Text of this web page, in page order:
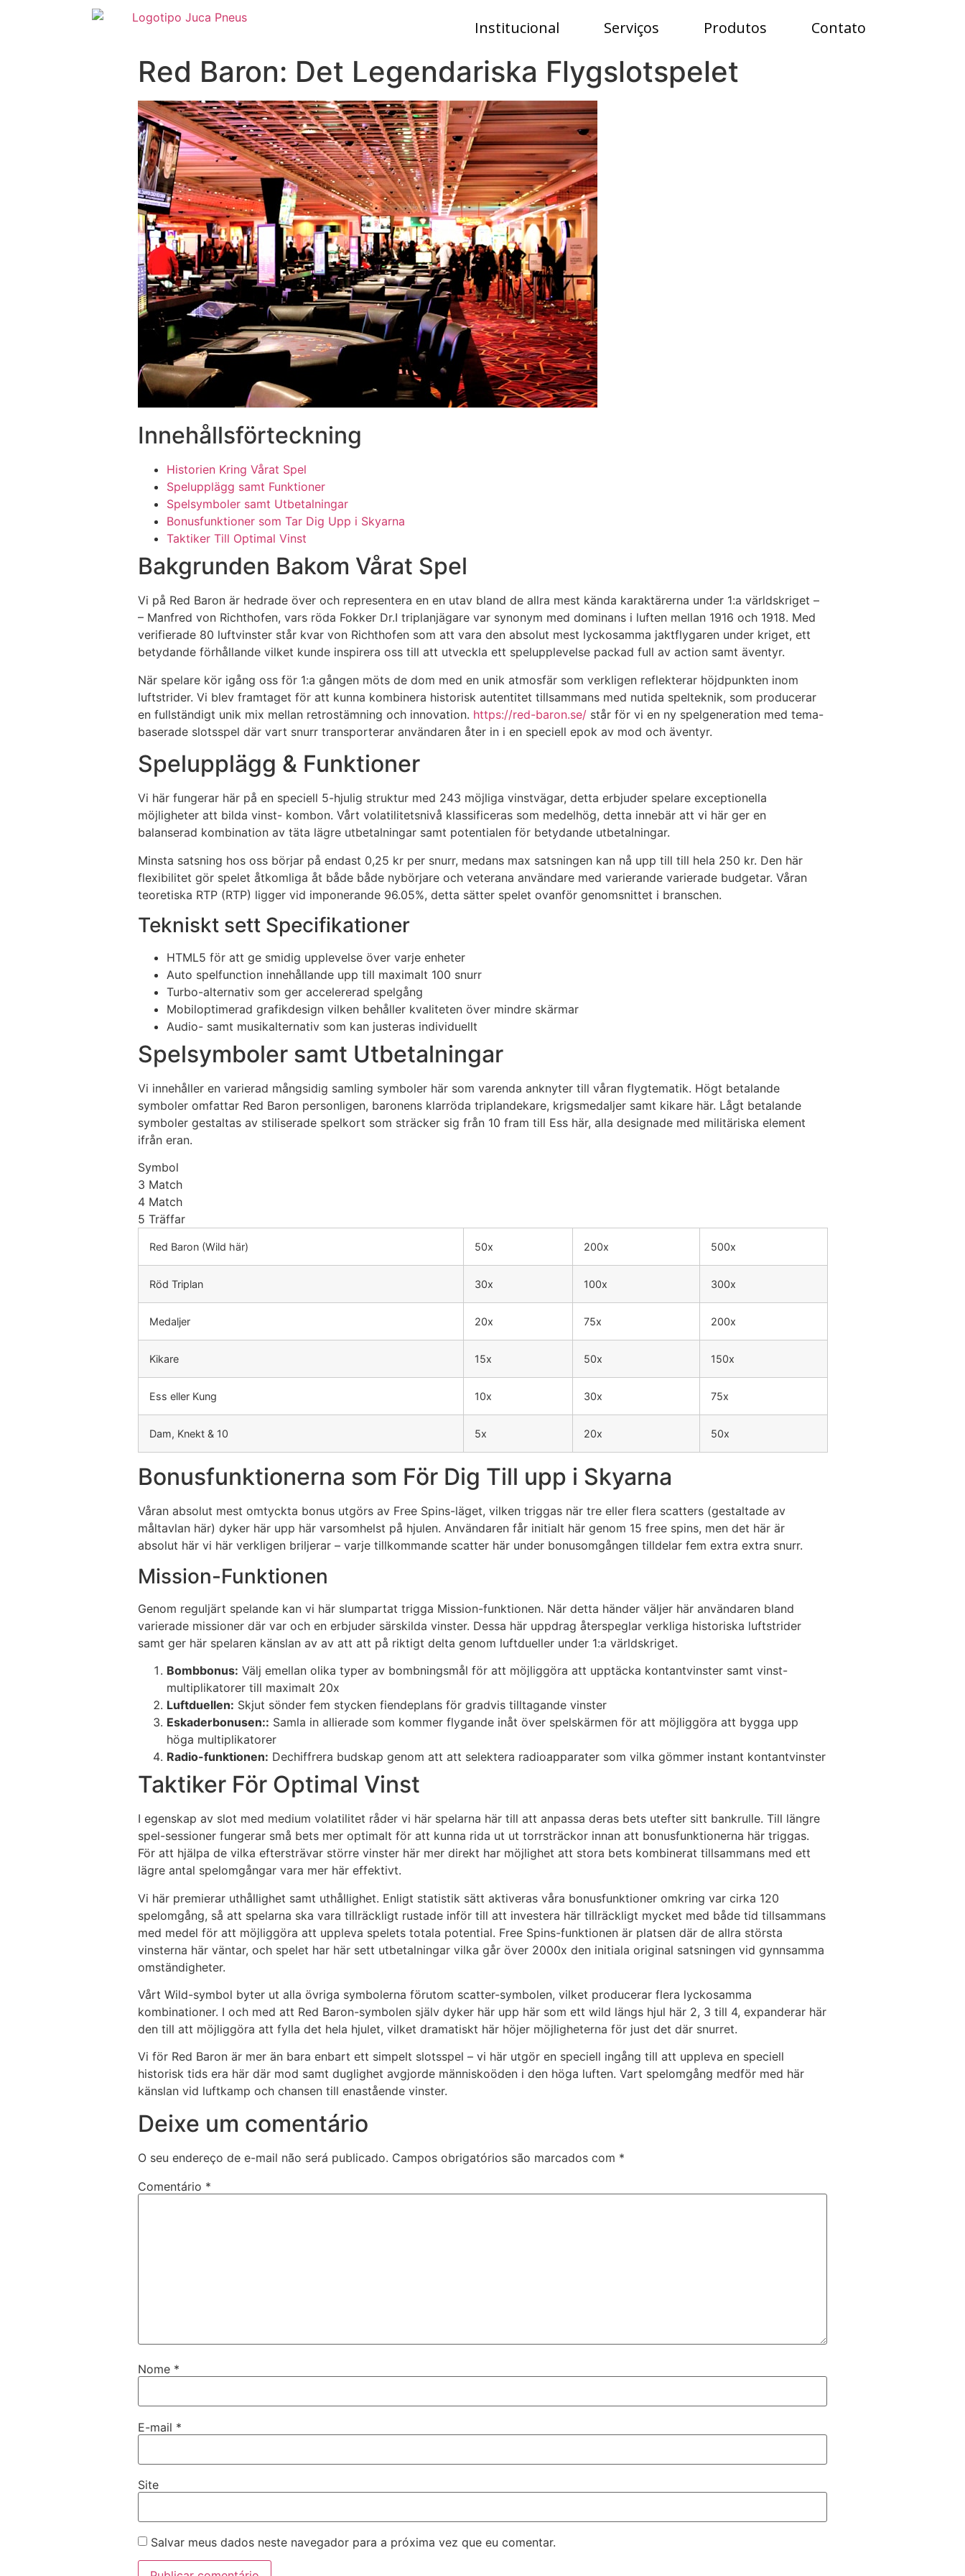
Institucional Serviços Produtos Contato
Red Baron: Det Legendariska Flygslotspelet
Innehållsförteckning
Historien Kring Vårat Spel
Spelupplägg samt Funktioner
Spelsymboler samt Utbetalningar
Bonusfunktioner som Tar Dig Upp i Skyarna
Taktiker Till Optimal Vinst
Bakgrunden Bakom Vårat Spel
Vi på Red Baron är hedrade över och representera en en utav bland de allra mest kända karaktärerna under 1:a världskriget –
– Manfred von Richthofen, vars röda Fokker Dr.I triplanjägare var synonym med dominans i luften mellan 1916 och 1918. Med
verifierade 80 luftvinster står kvar von Richthofen som att vara den absolut mest lyckosamma jaktflygaren under kriget, ett
betydande förhållande vilket kunde inspirera oss till att utveckla ett spelupplevelse packad full av action samt äventyr.
När spelare kör igång oss för 1:a gången möts de dom med en unik atmosfär som verkligen reflekterar höjdpunkten inom
luftstrider. Vi blev framtaget för att kunna kombinera historisk autentitet tillsammans med nutida spelteknik, som producerar
en fullständigt unik mix mellan retrostämning och innovation. https://red-baron.se/ står för vi en ny spelgeneration med tema-
baserade slotsspel där vart snurr transporterar användaren åter in i en speciell epok av mod och äventyr.
Spelupplägg & Funktioner
Vi här fungerar här på en speciell 5-hjulig struktur med 243 möjliga vinstvägar, detta erbjuder spelare exceptionella
möjligheter att bilda vinst- kombon. Vårt volatilitetsnivå klassificeras som medelhög, detta innebär att vi här ger en
balanserad kombination av täta lägre utbetalningar samt potentialen för betydande utbetalningar.
Minsta satsning hos oss börjar på endast 0,25 kr per snurr, medans max satsningen kan nå upp till till hela 250 kr. Den här
flexibilitet gör spelet åtkomliga åt både både nybörjare och veterana användare med varierande varierade budgetar. Våran
teoretiska RTP (RTP) ligger vid imponerande 96.05%, detta sätter spelet ovanför genomsnittet i branschen.
Tekniskt sett Specifikationer
HTML5 för att ge smidig upplevelse över varje enheter
Auto spelfunction innehållande upp till maximalt 100 snurr
Turbo-alternativ som ger accelererad spelgång
Mobiloptimerad grafikdesign vilken behåller kvaliteten över mindre skärmar
Audio- samt musikalternativ som kan justeras individuellt
Spelsymboler samt Utbetalningar
Vi innehåller en varierad mångsidig samling symboler här som varenda anknyter till våran flygtematik. Högt betalande
symboler omfattar Red Baron personligen, baronens klarröda triplandekare, krigsmedaljer samt kikare här. Lågt betalande
symboler gestaltas av stiliserade spelkort som sträcker sig från 10 fram till Ess här, alla designade med militäriska element
ifrån eran.
Symbol
3 Match
4 Match
5 Träffar
Red Baron (Wild här) 50x 200x 500x
Röd Triplan 30x 100x 300x
Medaljer 20x 75x 200x
Kikare 15x 50x 150x
Ess eller Kung 10x 30x 75x
Dam, Knekt & 10 5x 20x 50x
Bonusfunktionerna som För Dig Till upp i Skyarna
Våran absolut mest omtyckta bonus utgörs av Free Spins-läget, vilken triggas när tre eller flera scatters (gestaltade av
måltavlan här) dyker här upp här varsomhelst på hjulen. Användaren får initialt här genom 15 free spins, men det här är
absolut här vi här verkligen briljerar – varje tillkommande scatter här under bonusomgången tilldelar fem extra extra snurr.
Mission-Funktionen
Genom reguljärt spelande kan vi här slumpartat trigga Mission-funktionen. När detta händer väljer här användaren bland
varierade missioner där var och en erbjuder särskilda vinster. Dessa här uppdrag återspeglar verkliga historiska luftstrider
samt ger här spelaren känslan av av att att på riktigt delta genom luftdueller under 1:a världskriget.
Bombbonus: Välj emellan olika typer av bombningsmål för att möjliggöra att upptäcka kontantvinster samt vinst-
multiplikatorer till maximalt 20x
Luftduellen: Skjut sönder fem stycken fiendeplans för gradvis tilltagande vinster
Eskaderbonusen:: Samla in allierade som kommer flygande inåt över spelskärmen för att möjliggöra att bygga upp
höga multiplikatorer
Radio-funktionen: Dechiffrera budskap genom att att selektera radioapparater som vilka gömmer instant kontantvinster
Taktiker För Optimal Vinst
I egenskap av slot med medium volatilitet råder vi här spelarna här till att anpassa deras bets utefter sitt bankrulle. Till längre
spel-sessioner fungerar små bets mer optimalt för att kunna rida ut ut torrsträckor innan att bonusfunktionerna här triggas.
För att hjälpa de vilka eftersträvar större vinster här mer direkt har möjlighet att stora bets kombinerat tillsammans med ett
lägre antal spelomgångar vara mer här effektivt.
Vi här premierar uthållighet samt uthållighet. Enligt statistik sätt aktiveras våra bonusfunktioner omkring var cirka 120
spelomgång, så att spelarna ska vara tillräckligt rustade inför till att investera här tillräckligt mycket med både tid tillsammans
med medel för att möjliggöra att uppleva spelets totala potential. Free Spins-funktionen är platsen där de allra största
vinsterna här väntar, och spelet har här sett utbetalningar vilka går över 2000x den initiala original satsningen vid gynnsamma
omständigheter.
Vårt Wild-symbol byter ut alla övriga symbolerna förutom scatter-symbolen, vilket producerar flera lyckosamma
kombinationer. I och med att Red Baron-symbolen själv dyker här upp här som ett wild längs hjul här 2, 3 till 4, expanderar här
den till att möjliggöra att fylla det hela hjulet, vilket dramatiskt här höjer möjligheterna för just det där snurret.
Vi för Red Baron är mer än bara enbart ett simpelt slotsspel – vi här utgör en speciell ingång till att uppleva en speciell
historisk tids era här där mod samt duglighet avgjorde människoöden i den höga luften. Vart spelomgång medför med här
känslan vid luftkamp och chansen till enastående vinster.
Deixe um comentário
O seu endereço de e-mail não será publicado. Campos obrigatórios são marcados com *
Comentário *
Nome *
E-mail *
Site
Salvar meus dados neste navegador para a próxima vez que eu comentar.